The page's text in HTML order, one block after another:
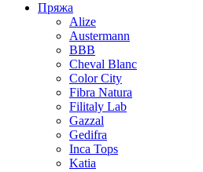
Пряжа
Alize
Austermann
BBB
Cheval Blanc
Color City
Fibra Natura
Filitaly Lab
Gazzal
Gedifra
Inca Tops
Katia